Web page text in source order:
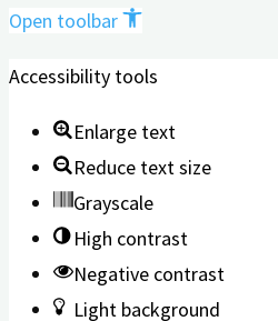
Open toolbar
Accessibility tools
Enlarge text
Reduce text size
Grayscale
High contrast
Negative contrast
Light background